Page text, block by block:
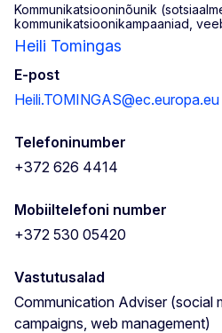
Kommunikatsiooninõunik
kommunikatsioonikampaaniad,
Heili Tomingas
E-post
Heili.TOMINGAS@ec.europa.eu
Telefoninumber
+372 626 4414
Mobiiltelefoni number
+372 530 05420
Vastutusalad
Communication Adviser (social
campaigns, web management)